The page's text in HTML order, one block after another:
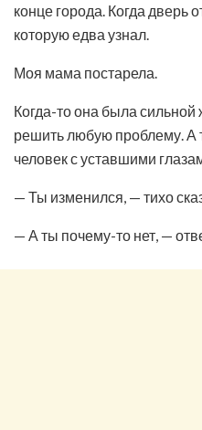
конце города. Когда дверь
которую едва узнал.
Моя мама постарела.
Когда-то она была
решить любую проблему. А
человек с уставшими
— Ты изменился, — тихо
— А ты почему-то нет, —